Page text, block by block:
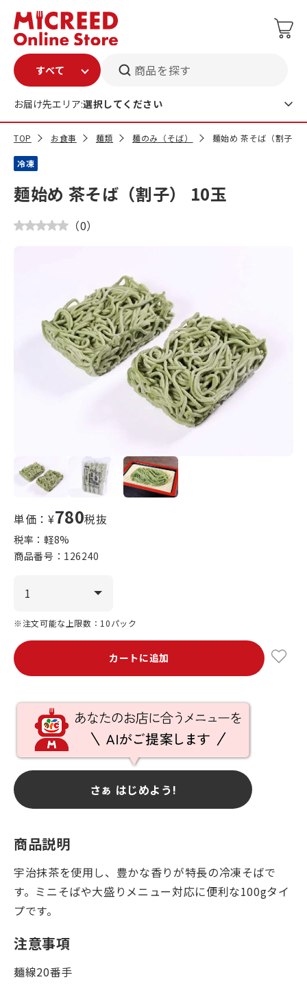
商品を探す
お届け先エリア:選択してください
TOP お食事 麺類 麺のみ（そば） 麺始め 茶そば（割子）
冷凍
麺始め 茶そば（割子） 10玉
（0）
単価：¥780税抜
税率：軽8%
商品番号： 126240
※注文可能な上限数：10パック
カートに追加
さぁ はじめよう!
商品説明
宇治抹茶を使用し、豊かな香りが特長の冷凍そばで
す。ミニそばや大盛りメニュー対応に便利な100gタイ
プです。
注意事項
麺線20番手